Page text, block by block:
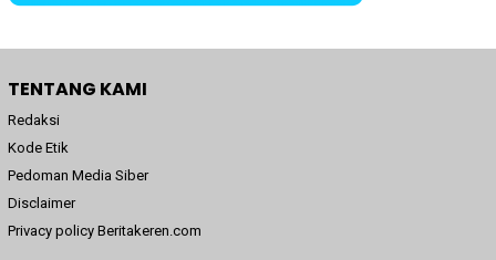
TENTANG KAMI
Redaksi
Kode Etik
Pedoman Media Siber
Disclaimer
Privacy policy Beritakeren.com